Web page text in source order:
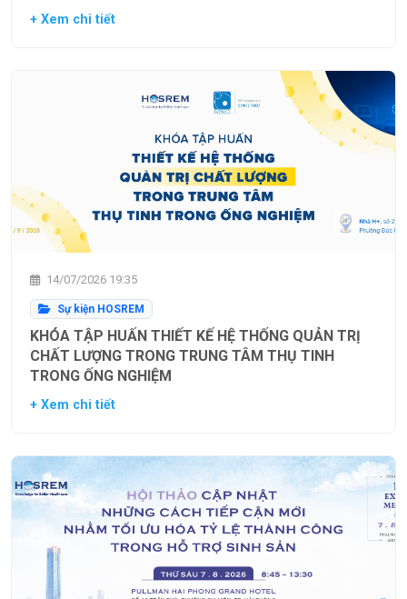
+ Xem chi tiết
14/07/2026 19:35
Sự kiện HOSREM
KHÓA TẬP HUẤN THIẾT KẾ HỆ THỐNG QUẢN TRỊ
CHẤT LƯỢNG TRONG TRUNG TÂM THỤ TINH
TRONG ỐNG NGHIỆM
+ Xem chi tiết